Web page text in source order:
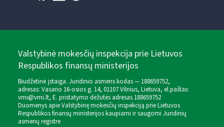
Valstybinė mokesčių inspekcija prie Lietuvos
Respublikos finansų ministerijos
Biudžetinė įstaiga. Juridinio asmens kodas — 188659752,
adresas: Vasario 16-osios g. 14, 01107 Vilnius, Lietuva, el.paštas:
vmi@vmi.lt, E. pristatymo dėžutės adresas 188659752
Duomenys apie Valstybinę mokesčių inspekciją prie Lietuvos
Respublikos finansų ministerijos kaupiami ir saugomi Juridinių
asmenų registre